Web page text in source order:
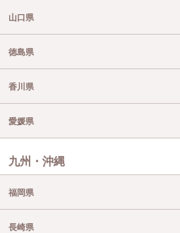
山口県
徳島県
香川県
愛媛県
九州・沖縄
福岡県
長崎県